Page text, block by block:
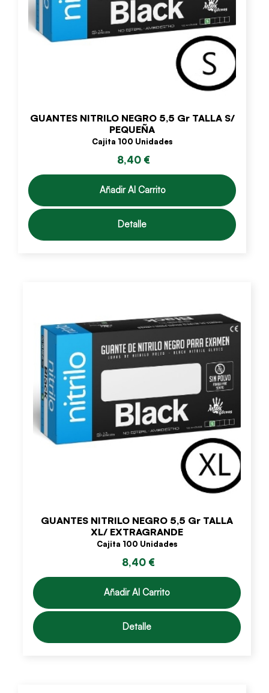
GUANTES NITRILO NEGRO 5,5 Gr TALLA S/
PEQUEÑA
Cajita 100 Unidades
8,40 €
Añadir Al Carrito
Detalle
GUANTES NITRILO NEGRO 5,5 Gr TALLA
XL/ EXTRAGRANDE
Cajita 100 Unidades
8,40 €
Añadir Al Carrito
Detalle